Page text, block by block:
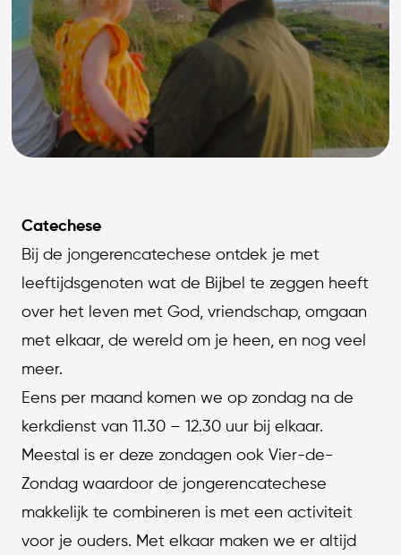
Catechese
Bij de jongerencatechese ontdek je met
leeftijdsgenoten wat de Bijbel te zeggen heeft
over het leven met God, vriendschap, omgaan
met elkaar, de wereld om je heen, en nog veel
meer.
Eens per maand komen we op zondag na de
kerkdienst van 11.30 – 12.30 uur bij elkaar.
Meestal is er deze zondagen ook Vier-de-
Zondag waardoor de jongerencatechese
makkelijk te combineren is met een activiteit
voor je ouders. Met elkaar maken we er altijd